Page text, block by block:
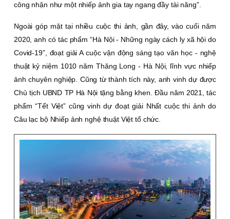
công nhận như một nhiếp ảnh gia tay ngang đầy tài năng”.
Ngoài góp mặt tại nhiều cuộc thi ảnh, gần đây, vào cuối năm
2020, anh có tác phẩm “Hà Nội - Những ngày cách ly xã hội do
Covid-19”, đoạt giải A cuộc vận động sáng tạo văn học - nghệ
thuật kỷ niệm 1010 năm Thăng Long - Hà Nội, lĩnh vực nhiếp
ảnh chuyên nghiệp. Cũng từ thành tích này, anh vinh dự được
Chủ tịch UBND TP Hà Nội tặng bằng khen. Ðầu năm 2021, tác
phẩm “Tết Việt” cũng vinh dự đoạt giải Nhất cuộc thi ảnh do
Câu lạc bộ Nhiếp ảnh nghệ thuật Việt tổ chức.